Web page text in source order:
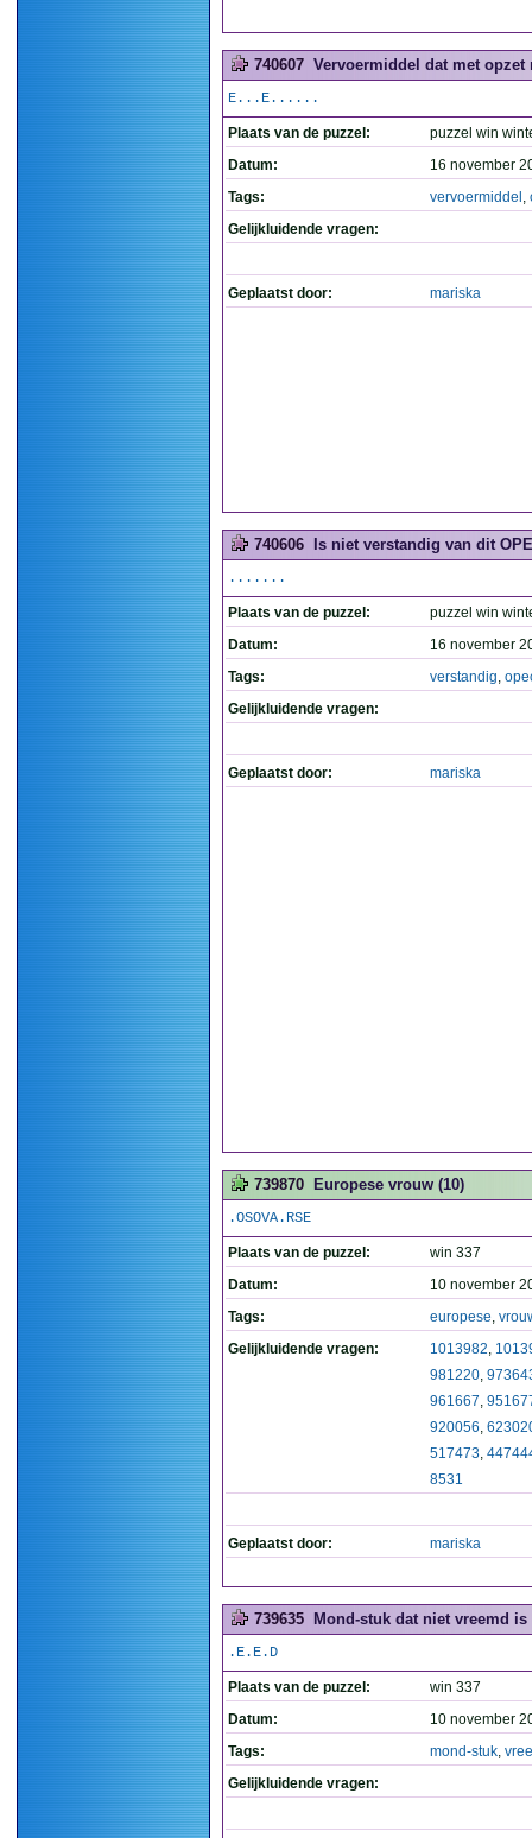
740607 Vervoermiddel dat met opzet
E...E......
Plaats van de puzzel:
puzzel win
Datum:
16 november
Tags:
vervoermiddel ,
Gelijkluidende vragen:
Geplaatst door: mariska
740606 Is niet verstandig van dit
.......
Plaats van de puzzel:
puzzel win
Datum:
16 november
Tags:
verstandig,
Gelijkluidende vragen:
Geplaatst door: mariska
739870 Europese vrouw (10)
.OSOVA.RSE
Plaats van de puzzel:
win 337
Datum:
10 november
Tags:
europese,
Gelijkluidende vragen:
1013982,
981220,
961667,
920056,
517473,
8531
Geplaatst door: mariska
739635 Mond-stuk dat niet vreemd is
.E.E.D
Plaats van de puzzel:
win 337
Datum:
10 november
Tags:
mond-stuk,
Gelijkluidende vragen: